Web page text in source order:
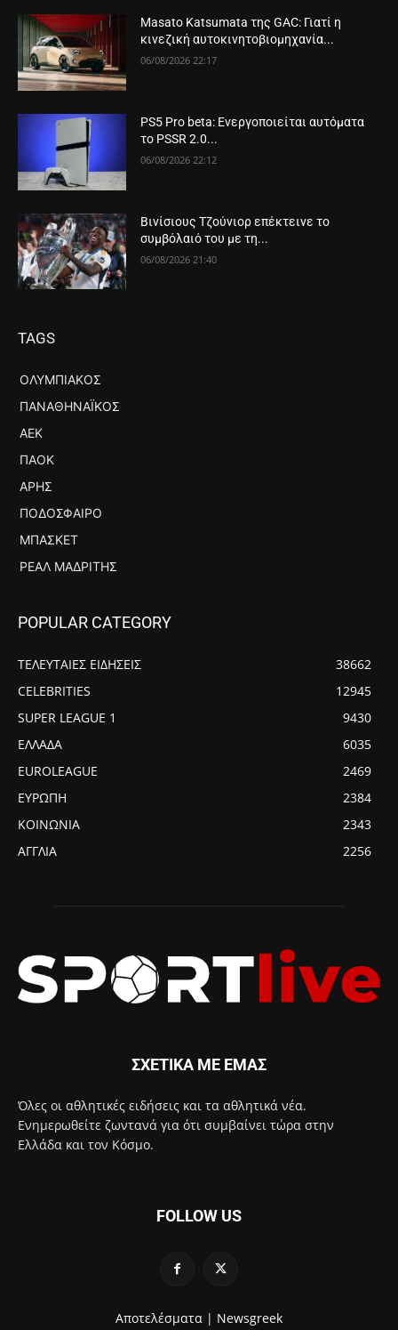
Masato Katsumata της GAC: Γιατί η
κινεζική αυτοκινητοβιομηχανία...
06/08/2026 22:17
PS5 Pro beta: Ενεργοποιείται αυτόματα
το PSSR 2.0...
06/08/2026 22:12
Βινίσιους Τζούνιορ επέκτεινε το
συμβόλαιό του με τη...
06/08/2026 21:40
TAGS
ΟΛΥΜΠΙΑΚΌΣ
ΠΑΝΑΘΗΝΑΪΚΌΣ
ΑΕΚ
ΠΑΟΚ
ΆΡΗΣ
ΠΟΔΌΣΦΑΙΡΟ
ΜΠΆΣΚΕΤ
ΡΕΆΛ ΜΑΔΡΊΤΗΣ
POPULAR CATEGORY
ΤΕΛΕΥΤΑΙΕΣ ΕΙΔΗΣΕΙΣ
38662
CELEBRITIES
12945
SUPER LEAGUE 1
9430
ΕΛΛΑΔΑ
6035
EUROLEAGUE
2469
ΕΥΡΩΠΗ
2384
ΚΟΙΝΩΝΙΑ
2343
ΑΓΓΛΙΑ
2256
ΣΧΕΤΙΚΑ ΜΕ ΕΜΑΣ
Όλες οι αθλητικές ειδήσεις και τα αθλητικά νέα.
Ενημερωθείτε ζωντανά για ότι συμβαίνει τώρα στην
Ελλάδα και τον Κόσμο.
FOLLOW US
Αποτελέσματα | Newsgreek